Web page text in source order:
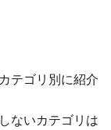
テゴリ別に紹介
ないカテゴリは